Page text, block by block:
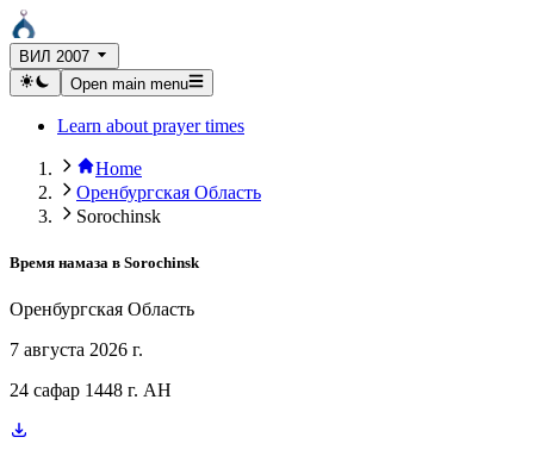
ВИЛ 2007
Open main menu
Learn about prayer times
Home
Оренбургская Область
Sorochinsk
Время намаза в Sorochinsk
Оренбургская Область
7 августа 2026 г.
24 сафар 1448 г. AH